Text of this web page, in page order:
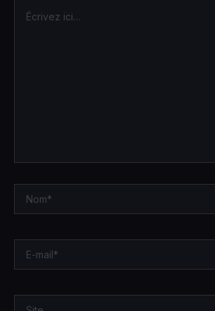
ici…
Nom*
mail*
Site